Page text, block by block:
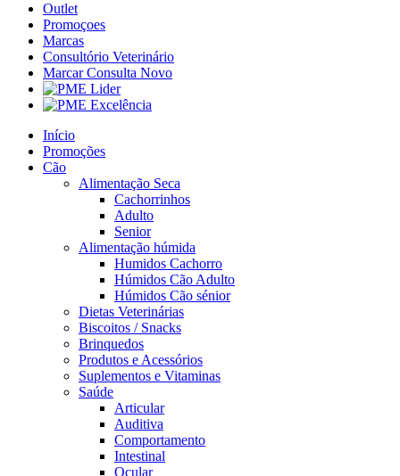
Outlet
Promoçoes
Marcas
Consultório Veterinário
Marcar Consulta Novo
Início
Promoções
Cão
Alimentação Seca
Cachorrinhos
Adulto
Senior
Alimentação húmida
Humidos Cachorro
Húmidos Cão Adulto
Húmidos Cão sénior
Dietas Veterinárias
Biscoitos / Snacks
Brinquedos
Produtos e Acessórios
Suplementos e Vitaminas
Saúde
Articular
Auditiva
Comportamento
Intestinal
Ocular